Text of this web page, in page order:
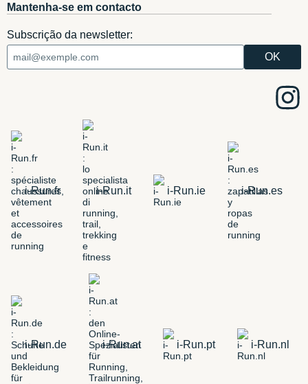
Mantenha-se em contacto
Subscrição da newsletter:
i-Run.fr i-Run.it i-Run.ie i-Run.es
i-Run.de i-Run.at i-Run.pt i-Run.nl